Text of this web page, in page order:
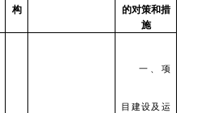
构
的对策和措
施
一、项
目建设及运